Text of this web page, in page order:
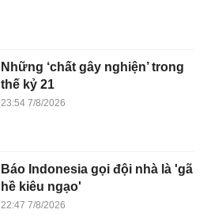
Những ‘chất gây nghiện’ trong
thế kỷ 21
23:54 7/8/2026
Báo Indonesia gọi đội nhà là 'gã
hề kiêu ngạo'
22:47 7/8/2026